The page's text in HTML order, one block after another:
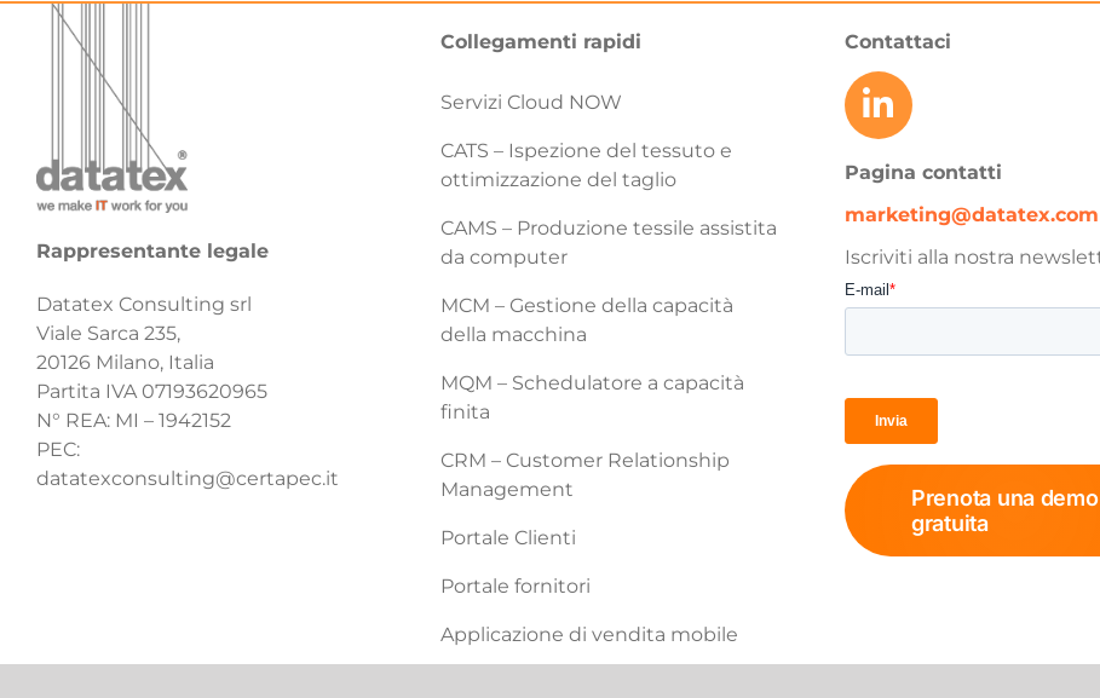
Rappresentante legale
Datatex Consulting srl
Viale Sarca 235,
20126 Milano, Italia
Partita IVA 07193620965
N° REA: MI – 1942152
PEC:
datatexconsulting@certapec.it
Collegamenti rapidi
Servizi Cloud NOW
CATS – Ispezione del tessuto e
ottimizzazione del taglio
CAMS – Produzione tessile assistita
da computer
MCM – Gestione della capacità
della macchina
MQM – Schedulatore a capacità
finita
CRM – Customer Relationship
Management
Portale Clienti
Portale fornitori
Applicazione di vendita mobile
Contattaci
Pagina contatti
marketing@datatex.com
Iscriviti alla nostra
Prenota una demo
gratuita